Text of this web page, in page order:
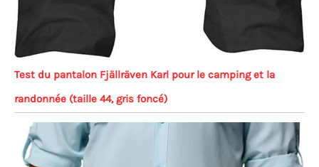
Test du pantalon Fjällräven Karl pour le camping et la
randonnée (taille 44, gris foncé)